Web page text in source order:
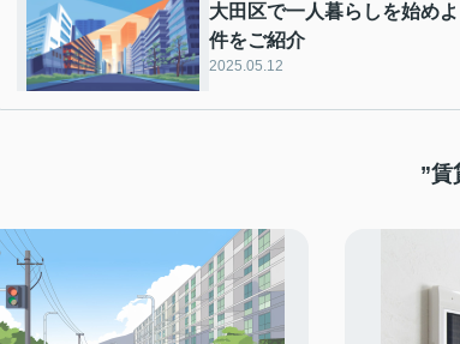
大田区で一人暮らしを始め
件をご紹介
2025.05.12
”賃